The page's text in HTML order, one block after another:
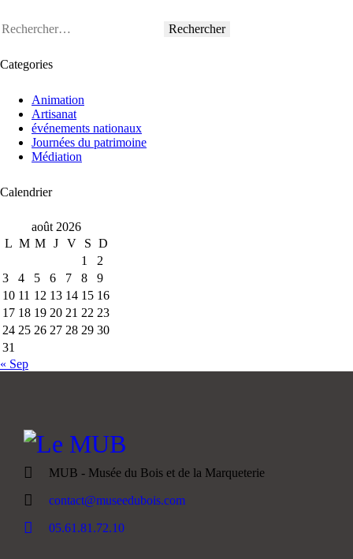
Categories
Animation
Artisanat
événements nationaux
Journées du patrimoine
Médiation
Calendrier
août 2026
L M M J V S D
1
2
3
4 5 6 7 8
9
10 11 12 13 14 15 16
17 18 19 20 21 22 23
24 25 26 27 28 29 30
31
« Sep
MUB - Musée du Bois et de la Marqueterie
contact@museedubois.com
05.61.81.72.10